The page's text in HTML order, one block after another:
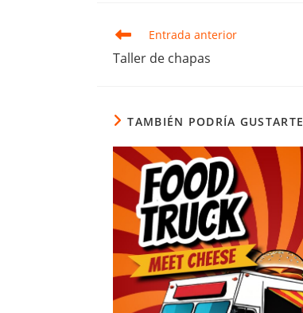
Leer
más
artículos
Entrada anterior
Taller de chapas
TAMBIÉN PODRÍA GUSTARTE